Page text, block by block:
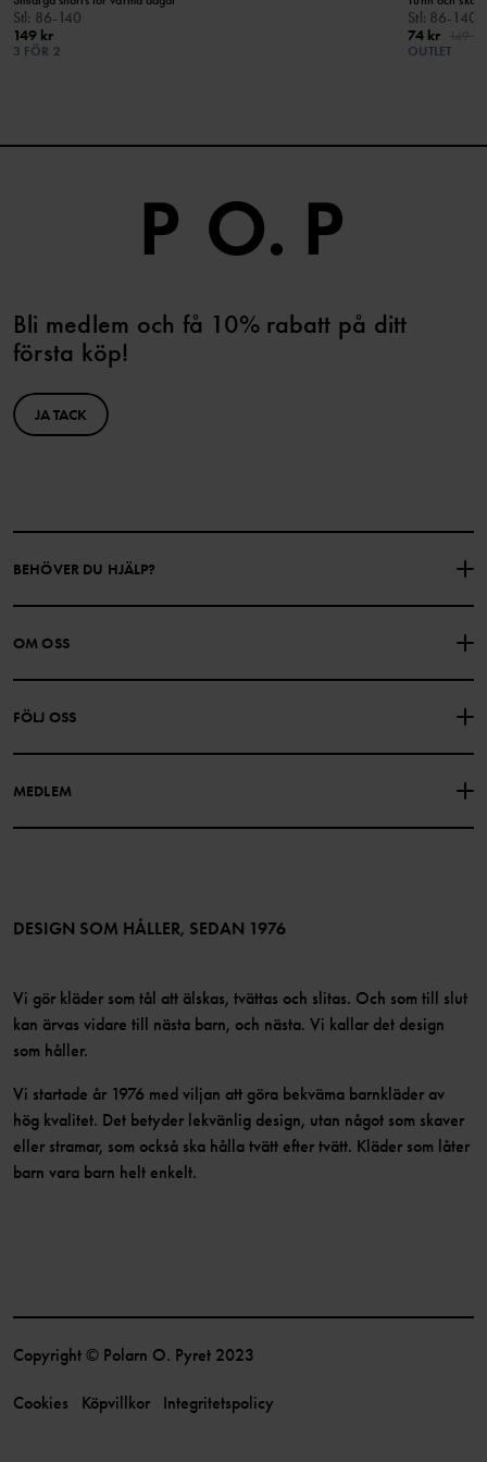
Stl: 86-140
149 kr
3 FÖR 2
Stl: 86-140
74 kr
OUTLET
Bli medlem och få 10% rabatt på ditt
första köp!
JA TACK
BEHÖVER DU HJÄLP?
KONTAKTA OSS
PRESENTKORTSALDO KÖPVILLKOR
INTEGRITETSPOLICY
OM OSS
FÖLJ OSS
MEDLEM
Bli medlem
DESIGN SOM HÅLLER, SEDAN 1976
Vi gör kläder som tål att älskas, tvättas och slitas. Och som till slut
kan ärvas vidare till nästa barn, och nästa. Vi kallar det design
som håller.
Vi startade år 1976 med viljan att göra bekväma barnkläder av
hög kvalitet. Det betyder lekvänlig design, utan något som skaver
eller stramar, som också ska hålla tvätt efter tvätt. Kläder som låter
barn vara barn helt enkelt.
Copyright © Polarn O. Pyret 2023
Cookies Köpvillkor Integritetspolicy